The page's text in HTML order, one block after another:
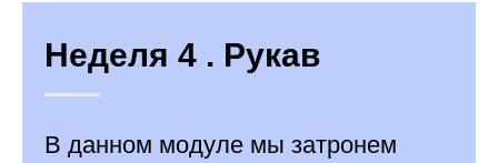
Неделя 4 . Рукав
В данном модуле мы затронем